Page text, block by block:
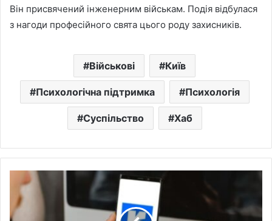
Він присвячений інженерним військам. Подія відбулася
з нагоди професійного свята цього роду захисників.
Військові Київ
Психологічна підтримка Психологія
Суспільство Хаб
"Київ
Цифровому"
оновили